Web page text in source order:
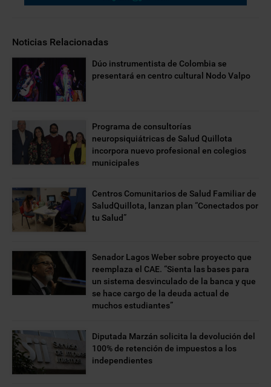
Noticias Relacionadas
Dúo instrumentista de Colombia se
presentará en centro cultural Nodo Valpo
Programa de consultorías
neuropsiquiátricas de Salud Quillota
incorpora nuevo profesional en colegios
municipales
Centros Comunitarios de Salud Familiar de
SaludQuillota, lanzan plan “Conectados por
tu Salud”
Senador Lagos Weber sobre proyecto que
reemplaza el CAE. “Sienta las bases para
un sistema desvinculado de la banca y que
se hace cargo de la deuda actual de
muchos estudiantes”
Diputada Marzán solicita la devolución del
100% de retención de impuestos a los
independientes